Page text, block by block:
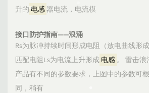
升的 电感器电流，电流模
接口防护指南——浪涌
Rs为脉冲持续时间形成电阻（放电曲线形
匹配电阻Ls为电流上升形成 电感 。 雷击
产品有不同的参数要求，上图中的参数可
同，稍有